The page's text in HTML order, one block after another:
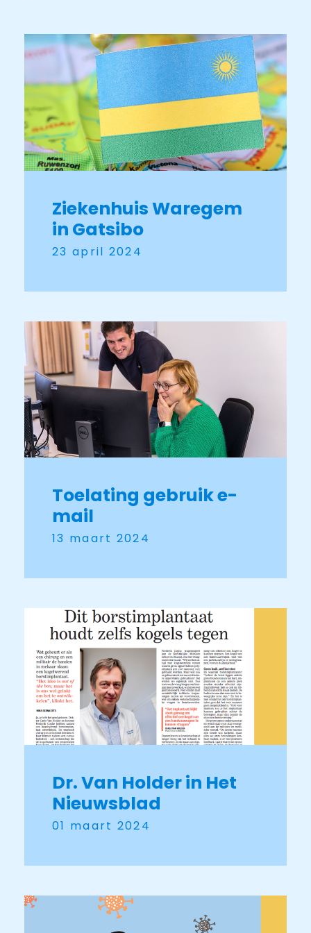
Ziekenhuis Waregem
in Gatsibo
23 april 2024
Toelating gebruik e-
mail
13 maart 2024
Dr. Van Holder in Het
Nieuwsblad
01 maart 2024